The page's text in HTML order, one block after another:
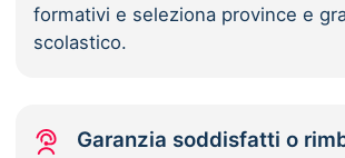
formativi e seleziona province e
scolastico.
Garanzia soddisfatti o